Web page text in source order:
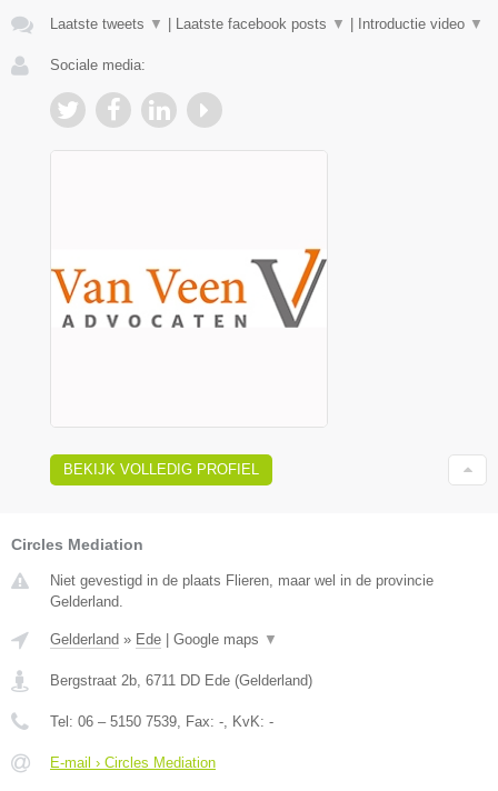
Laatste tweets ▼ Laatste facebook posts ▼ Introductie video ▼
Sociale media:
BEKIJK VOLLEDIG PROFIEL
Circles Mediation
Niet gevestigd in de plaats Flieren, maar wel in de provincie
Gelderland.
Gelderland » Ede Google maps ▼
Bergstraat 2b, 6711 DD Ede (Gelderland)
Tel: 06 – 5150 7539, Fax: -, KvK: -
E-mail › Circles Mediation